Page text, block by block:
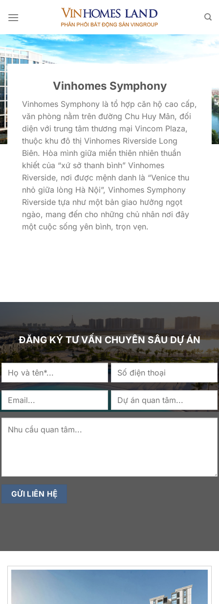
qua
dung
Vinhomes Symphony
Vinhomes Symphony là tổ hợp căn hộ cao cấp,
văn phòng nằm trên đường Chu Huy Mân, đối
diện với trung tâm thương mại Vincom Plaza,
thuộc khu đô thị Vinhomes Riverside Long
Biên. Hòa mình giữa miền thiên nhiên thuần
khiết của “xứ sở thanh bình” Vinhomes
Riverside, nơi được mệnh danh là “Venice thu
nhỏ giữa lòng Hà Nội”, Vinhomes Symphony
Riverside tựa như một bản giao hưởng ngọt
ngào, mang đến cho những chủ nhân nơi đây
một cuộc sống yên bình, trọn vẹn.
ĐĂNG KÝ TƯ VẤN CHUYÊN SÂU DỰ ÁN